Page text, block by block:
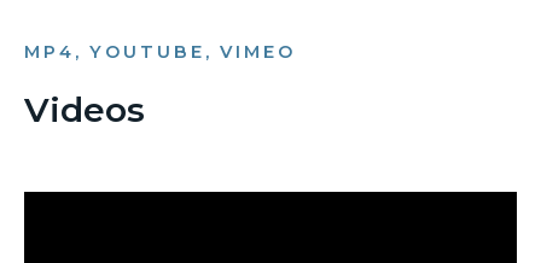
MP4, YOUTUBE, VIMEO
Videos